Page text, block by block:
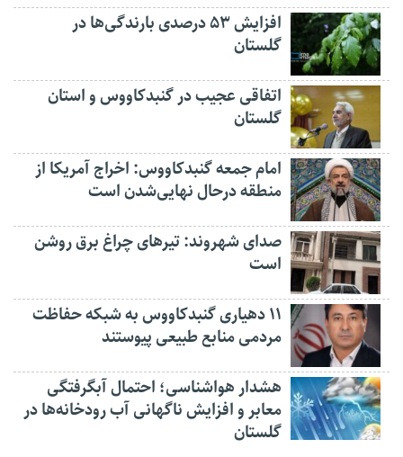
افزایش ۵۳ درصدی بارندگی‌ها در
گلستان
اتفاقی عجیب در‌ گنبدکاووس و استان
گلستان
امام جمعه گنبدکاووس: اخراج آمریکا از
منطقه درحال نهایی‌شدن است
صدای شهروند: تیرهای چراغ برق روشن
است
۱۱ دهیاری گنبدکاووس به شبکه حفاظت
مردمی منابع طبیعی پیوستند
هشدار هواشناسی؛ احتمال آبگرفتگی
معابر و افزایش ناگهانی آب رودخانه‌ها در
گلستان